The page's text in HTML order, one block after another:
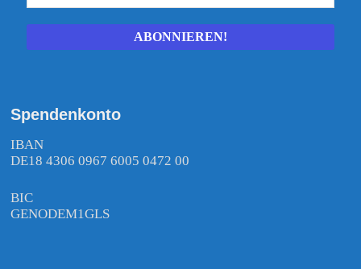
Spendenkonto
IBAN
DE18 4306 0967 6005 0472 00
BIC
GENODEM1GLS